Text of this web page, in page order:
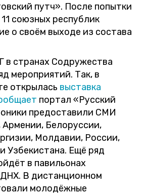
путч». После попытки
союзных республик
о своём выходе из состава
в странах Содружества
мероприятий. Так, в
открылась выставка
портал «Русский
предоставили СМИ
Белоруссии,
Молдавии, России,
Узбекистана. Ещё ряд
в павильонах
В дистанционном
молодёжные